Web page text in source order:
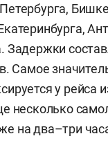
Задержки
Самое
у рейса
несколько
на два–три